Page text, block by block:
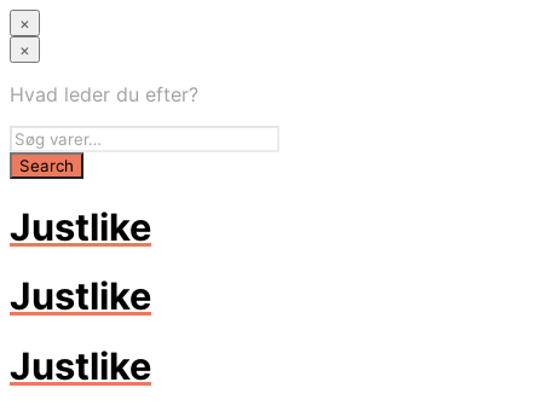
×
×
Hvad leder du efter?
Justlike
Justlike
Justlike